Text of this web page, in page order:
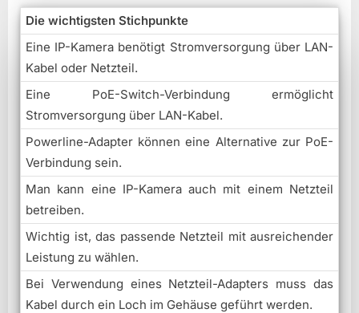
Die wichtigsten Stichpunkte
Eine IP-Kamera benötigt Stromversorgung über LAN-
Kabel oder Netzteil.
Eine PoE-Switch-Verbindung ermöglicht
Stromversorgung über LAN-Kabel.
Powerline-Adapter können eine Alternative zur PoE-
Verbindung sein.
Man kann eine IP-Kamera auch mit einem Netzteil
betreiben.
Wichtig ist, das passende Netzteil mit ausreichender
Leistung zu wählen.
Bei Verwendung eines Netzteil-Adapters muss das
Kabel durch ein Loch im Gehäuse geführt werden.